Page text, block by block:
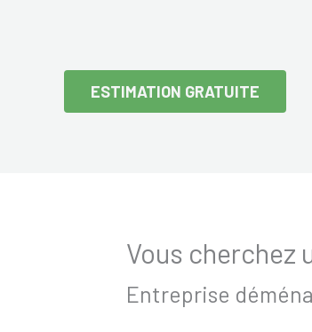
ESTIMATION GRATUITE
Vous cherchez
Entreprise